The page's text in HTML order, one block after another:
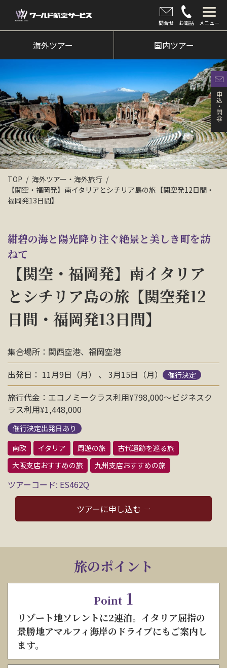
問合せ お電話 メニュー
海外ツアー
クルーズツアー
ツアー催行状況
旅のひろば
イベント
新着情報
会社情報
お問い合わせ
資料請求
電話にてお問い合わせ
海外ツアー 国内ツアー
TOP
海外ツアー・海外旅行
【関空・福岡発】南イタリアとシチリア島の旅【関空発12日間・
福岡発13日間】
紺碧の海と陽光降り注ぐ絶景と美しき町を訪
ねて
【関空・福岡発】南イタリア
とシチリア島の旅【関空発12
日間・福岡発13日間】
集合場所：関西空港、福岡空港
出発日： 11月9日（月） 、 3月15日（月）
催行決定
旅行代金：エコノミークラス利用¥798,000〜ビジネスク
ラス利用¥1,448,000
催行決定出発日あり
南欧
イタリア 周遊の旅
古代遺跡を巡る旅
大阪支店おすすめの旅
九州支店おすすめの旅
ツアーコード: ES462Q
ツアーに申し込む
旅のポイント
Point 1
リゾート地ソレントに2連泊。イタリア屈指の
景勝地アマルフィ海岸のドライブにもご案内し
ます。
申込・問合せ